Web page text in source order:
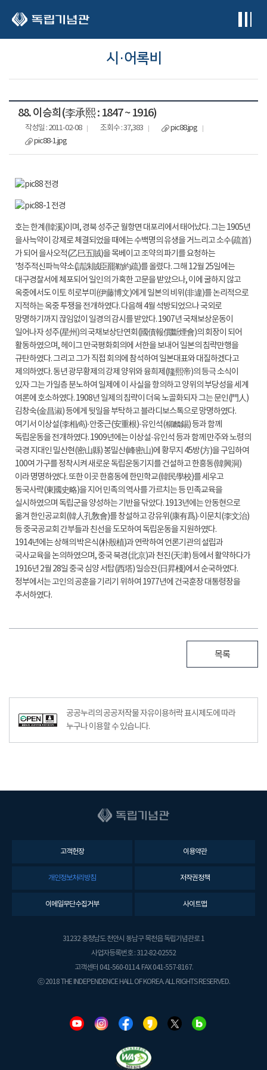
시·어록비
88. 이승희(李承熙 : 1847 ~ 1916)
작성일 : 2011-02-08 조회수 : 37,383
pic88.jpg
pic88-1.jpg
호는 한계(韓溪)이며, 경북 성주군 월항면 대포리에서 태어났다. 그는 1905년
을사늑약이 강제로 체결되었을 때에는 수백명의 유생을 거느리고 소수(疏首)
가 되어 을사오적(乙巳五賊)을 목베이고 조약의 파기를 요청하는
'청주적신파늑약소(請誅賊臣罷勒約疏)를 올렸다. 그해 12월 25일에는
대구경찰서에 체포되어 일인의 가혹한 고문을 받았으나, 이에 굴하지 않고
옥중에서도 이토 히로부미(伊藤博文)에게 일본의 비위(非違)를 논리적으로
지적하는 옥중 투쟁을 전개하였다. 다음해 4월 석방되었으나 국외로
망명하기까지 끊임없이 일경의 감시를 받았다. 1907년 국채보상운동이
일어나자 성주(星州)의 국채보상단연회(國債報償斷煙會)의 회장이 되어
활동하였으며, 헤이그 만국평화회의에 서한을 보내어 일본의 침략만행을
규탄하였다. 그리고 그가 직접 회의에 참석하여 일본대표와 대질하겠다고
제의하였다. 동년 광무황제의 강제 양위와 융희제(隆熙帝)의 등극 소식이
있자 그는 가일층 분노하여 일제에 이 사실을 항의하고 양위의 부당성을 세계
여론에 호소하였다. 1908년 일제의 침략이 더욱 노골화되자 그는 문인(門人)
김창숙(金昌淑) 등에게 뒷일을 부탁하고 블라디보스톡으로 망명하였다.
여기서 이상설(李相卨)·안중근(安重根)·유인석(柳麟錫) 등과 함께
독립운동을 전개하였다. 1909년에는 이상설·유인석 등과 함께 만주와 노령의
국경 지대인 밀산현(密山縣) 봉밀산(峰密山)에 황무지 45방(方)을 구입하여
100여 가구를 정착시켜 새로운 독립운동기지를 건설하고 한흥동(韓興洞)
이라 명명하였다. 또한 이곳 한흥동에 한민학교(韓民學校)를 세우고
동국사략(東國史略)을 지어 민족의 역사를 가르치는 등 민족교육을
실시하였으며 독립군을 양성하는 기반을 닦았다. 1913년에는 안동현으로
옮겨 한인공교회(韓人孔敎會)를 창설하고 강유위(康有爲)·이문치(李文治)
등 중국공교회 간부들과 친선을 도모하여 독립운동을 지원하였다.
1914년에는 상해의 박은식(朴殷植)과 연락하여 언론기관의 설립과
국사교육을 논의하였으며, 중국 북경(北京)과 천진(天津) 등에서 활약하다가
1916년 2월 28일 중국 심양 서탑(西塔) 일승잔(日昇棧)에서 순국하였다.
정부에서는 고인의 공훈을 기리기 위하여 1977년에 건국훈장 대통령장을
추서하였다.
목록
공공누리의 공공저작물 자유이용허락 표시제도에 따라
누구나 이용할 수 있습니다.
고객헌장 이용약관
개인정보처리방침 저작권정책
이메일무단수집거부 사이트맵
31232 충청남도 천안시 동남구 목천읍 독립기념관로 1
사업자등록번호 : 312-82-02552
고객센터 041-560-0114. FAX 041-557-8167.
ⓒ 2018 THE INDEPENDENCE HALL OF KOREA. ALL RIGHTS RESERVED.